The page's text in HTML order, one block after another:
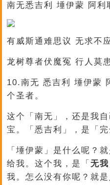
南无悉吉利 埵伊蒙 阿利
有威斯通难思议 无求不
龙树尊者伏魔冤 行人莫
10.南无 悉吉利 埵伊蒙
个圣者。
这个「南无」，还是我
宝。「悉吉利」，是「
「埵伊蒙」是什么呢？
给我。这个我，是「无我
我。怎么没有你呢？就